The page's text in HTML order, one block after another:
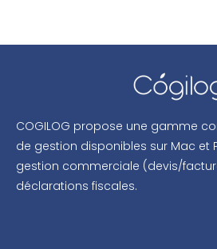
COGILOG propose une gamme
de gestion disponibles sur Mac et
gestion commerciale (devis/
déclarations fiscales.